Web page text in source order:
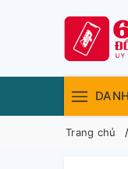
Trang chủ